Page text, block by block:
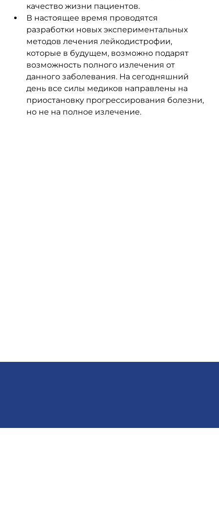
качество жизни пациентов.
В настоящее время проводятся
разработки новых экспериментальных
методов лечения лейкодистрофии,
которые в будущем, возможно подарят
возможность полного излечения от
данного заболевания. На сегодняшний
день все силы медиков направлены на
приостановку прогрессирования болезни,
но не на полное излечение.